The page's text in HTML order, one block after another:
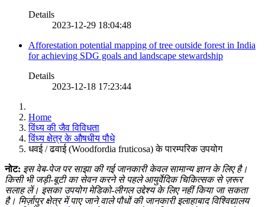
Details
2023-12-29 18:04:48
Afforestation potential mapping of tree outside forest in India
for achieving SDG goals and landscape stewardship
Details
2023-12-18 17:23:44
Home
विंध्य की जैव विविधता
विंध्य क्षेत्र के औषधीय पौधे
धवई / ढवाई (Woodfordia fruticosa) के पारम्परिक उपयोग
नोट: इस वेब-पेज पर साझा की गई जानकारी केवल सामान्य ज्ञान के लिए है।
किसी भी जड़ी-बूटी का सेवन करने से पहले आयुर्वेदिक चिकित्सक से ज़रूर
सलाह लें। इसका उपयोग मेडिको-लीगल उद्देश्य के लिए नहीं किया जा सकता
है। मिर्ज़ापुर क्षेत्र में पाए जाने वाले पौधों की जानकारी इलाहाबाद विश्विद्यालय